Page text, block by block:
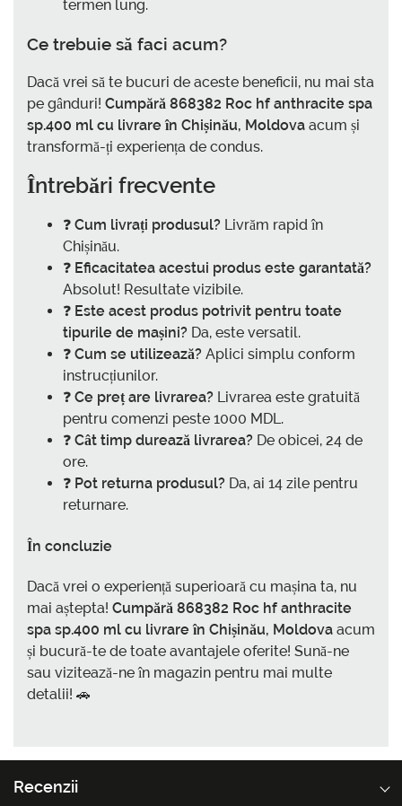
termen lung.
Ce trebuie să faci acum?
Dacă vrei să te bucuri de aceste beneficii, nu mai sta
pe gânduri! Cumpără 868382 Roc hf anthracite spa
sp.400 ml cu livrare în Chișinău, Moldova acum și
transformă-ți experiența de condus.
Întrebări frecvente
❓ Cum livrați produsul? Livrăm rapid în
Chișinău.
❓ Eficacitatea acestui produs este garantată?
Absolut! Resultate vizibile.
❓ Este acest produs potrivit pentru toate
tipurile de mașini? Da, este versatil.
❓ Cum se utilizează? Aplici simplu conform
instrucțiunilor.
❓ Ce preț are livrarea? Livrarea este gratuită
pentru comenzi peste 1000 MDL.
❓ Cât timp durează livrarea? De obicei, 24 de
ore.
❓ Pot returna produsul? Da, ai 14 zile pentru
returnare.
În concluzie
Dacă vrei o experiență superioară cu mașina ta, nu
mai aștepta! Cumpără 868382 Roc hf anthracite
spa sp.400 ml cu livrare în Chișinău, Moldova acum
și bucură-te de toate avantajele oferite! Sună-ne
sau vizitează-ne în magazin pentru mai multe
detalii! 🚗
Recenzii